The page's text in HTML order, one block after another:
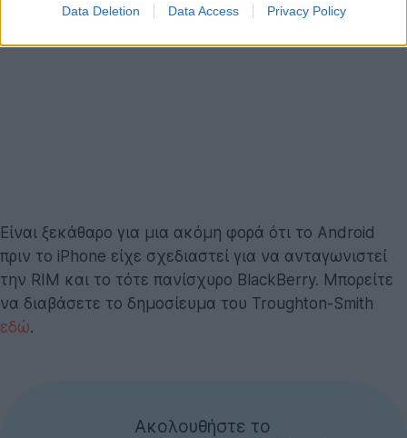
Data Deletion Data Access Privacy Policy
Είναι ξεκάθαρο για μια ακόμη φορά ότι το Android
πριν το iPhone είχε σχεδιαστεί για να ανταγωνιστεί
την RIM και το τότε πανίσχυρο BlackBerry. Μπορείτε
να διαβάσετε το δημοσίευμα του Troughton-Smith
εδώ.
Ακολουθήστε το